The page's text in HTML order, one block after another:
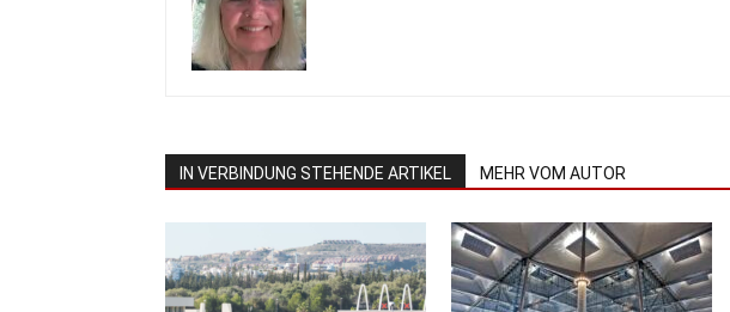
IN VERBINDUNG STEHENDE ARTIKEL MEHR VOM AUTOR